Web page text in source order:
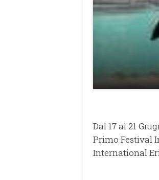
Dal 17 al 21
Primo Festival
International